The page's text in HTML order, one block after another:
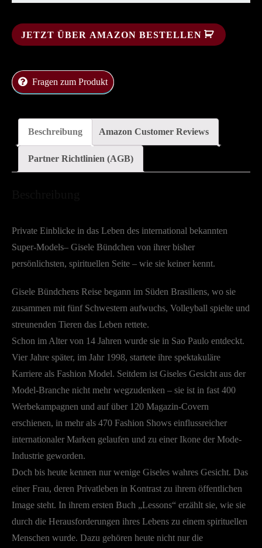
JETZT ÜBER AMAZON BESTELLEN
Fragen zum Produkt
Beschreibung Amazon Customer Reviews
Partner Richtlinien (AGB)
Private Einblicke in das Leben des international bekannten
Super-Models– Gisele Bündchen von ihrer bisher
persönlichsten, spirituellen Seite – wie sie keiner kennt.
Gisele Bündchens Reise begann im Süden Brasiliens, wo sie
zusammen mit fünf Schwestern aufwuchs, Volleyball spielte und
streunenden Tieren das Leben rettete.
Schon im Alter von 14 Jahren wurde sie in Sao Paulo entdeckt.
Vier Jahre später, im Jahr 1998, startete ihre spektakuläre
Karriere als Fashion Model. Seitdem ist Giseles Gesicht aus der
Model-Branche nicht mehr wegzudenken – sie ist in fast 400
Werbekampagnen und auf über 120 Magazin-Covern
erschienen, in mehr als 470 Fashion Shows einflussreicher
internationaler Marken gelaufen und zu einer Ikone der Mode-
Industrie geworden.
Doch bis heute kennen nur wenige Giseles wahres Gesicht. Das
einer Frau, deren Privatleben in Kontrast zu ihrem öffentlichen
Image steht. In ihrem ersten Buch „Lessons“ erzählt sie, wie sie
durch die Herausforderungen ihres Lebens zu einem spirituellen
Menschen wurde. Dazu gehören heute nicht nur die